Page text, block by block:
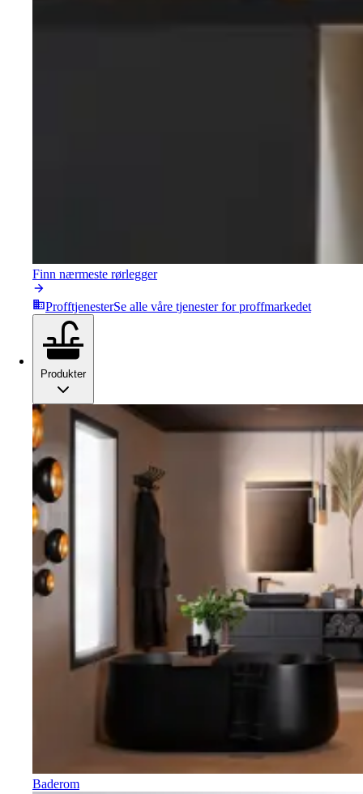
Finn nærmeste rørlegger
ProfftjenesterSe alle våre tjenester for proffmarkedet
Produkter
Baderom